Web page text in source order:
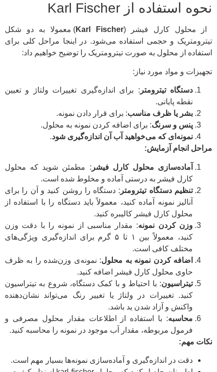
نحوه استفاده از Karl Fischer
از محلول کارل فیشر (Karl Fischer) معمولا به دو شکل
تیترومتریک و حجمی استفاده می‌شود. در اینجا مراحل کلی برای
استفاده از محلول به صورت تیترومتریک را توضیح خواهیم داد:
تجهیزات و مواد مورد نیاز:
دستگاه تیترومتر : برای اندازه‌گیری تغییرات ولتاژ و تعیین
نقطه پایانی.
بشر یا ظرف مناسب: برای قرار دادن نمونه.
پنس و سرنگ: برای اضافه کردن نمونه به محلول.
نمونه‌ای که می‌خواهید آب آن اندازه‌گیری شود.
مراحل انجام آزمایش:
آماده‌سازی محلول کارل فیشر : مطمئن شوید که محلول
کارل فیشر به درستی آماده و مخلوط شده است.
تنظیم دستگاه تیترومتر : دستگاه را روشن کنید و آن را برای
آنالیز نمونه آماده کنید، معمولاً باید دستگاه را با استفاده از
محلول کارل فیشر کالیبره کنید.
وزن کردن نمونه: مقدار مناسبی از نمونه را با دقت وزن
کنید، معمولاً بین ۱ تا ۵ گرم برای اندازه‌گیری ویژگی‌های
مختلف کافی است.
اضافه کردن نمونه به محلول: نمونه‌ی وزن‌شده را به ظرف
حاوی محلول کارل فیشر اضافه کنید.
تیتراسیون: با احتیاط و با کمک دستگاه، شروع به تیتراسیون
کنید. تغییرات در ولتاژ یا تغییر رنگ می‌تواند نشان‌دهنده
واکنش و آزاد شدن ید باشد.
محاسبه: با استفاده از اطلاعات مقدار محلول مصرفی و
فرمول مربوطه، مقدار آب موجود در نمونه را محاسبه کنید.
نکات مهم:
دقت در اندازه‌گیری و آماده‌سازی نمونه‌ها بسیار مهم است.